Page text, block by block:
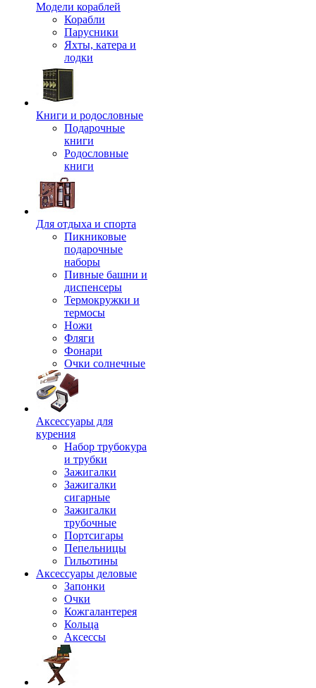
Модели кораблей
Корабли
Парусники
Яхты, катера и
лодки
Книги и родословные
Подарочные
книги
Родословные
книги
Для отдыха и спорта
Пикниковые
подарочные
наборы
Пивные башни и
диспенсеры
Термокружки и
термосы
Ножи
Фляги
Фонари
Очки солнечные
Аксессуары для
курения
Набор трубокура
и трубки
Зажигалки
Зажигалки
сигарные
Зажигалки
трубочные
Портсигары
Пепельницы
Гильотины
Аксессуары деловые
Запонки
Очки
Кожгалантерея
Кольца
Аксессы